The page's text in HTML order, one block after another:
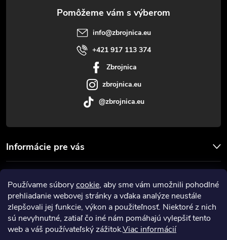
Používame súborycookie, aby sme vám umožnili pohodlné
prehliadanie webovej stránky a vďaka analýze neustále
zlepšovali jej funkcie, výkon a použiteľnosť. Niektoré z nich
sú nevyhnutné, zatiaľ čo iné nám pomáhajú vylepšiť tento
web a váš používateľský zážitok.Viac informácií
Informácie pre vás
Prijímame online platby
info@zbrojnica.eu
+421 917 113 374
Zbrojnica
zbrojnica.eu
@zbrojnica.eu